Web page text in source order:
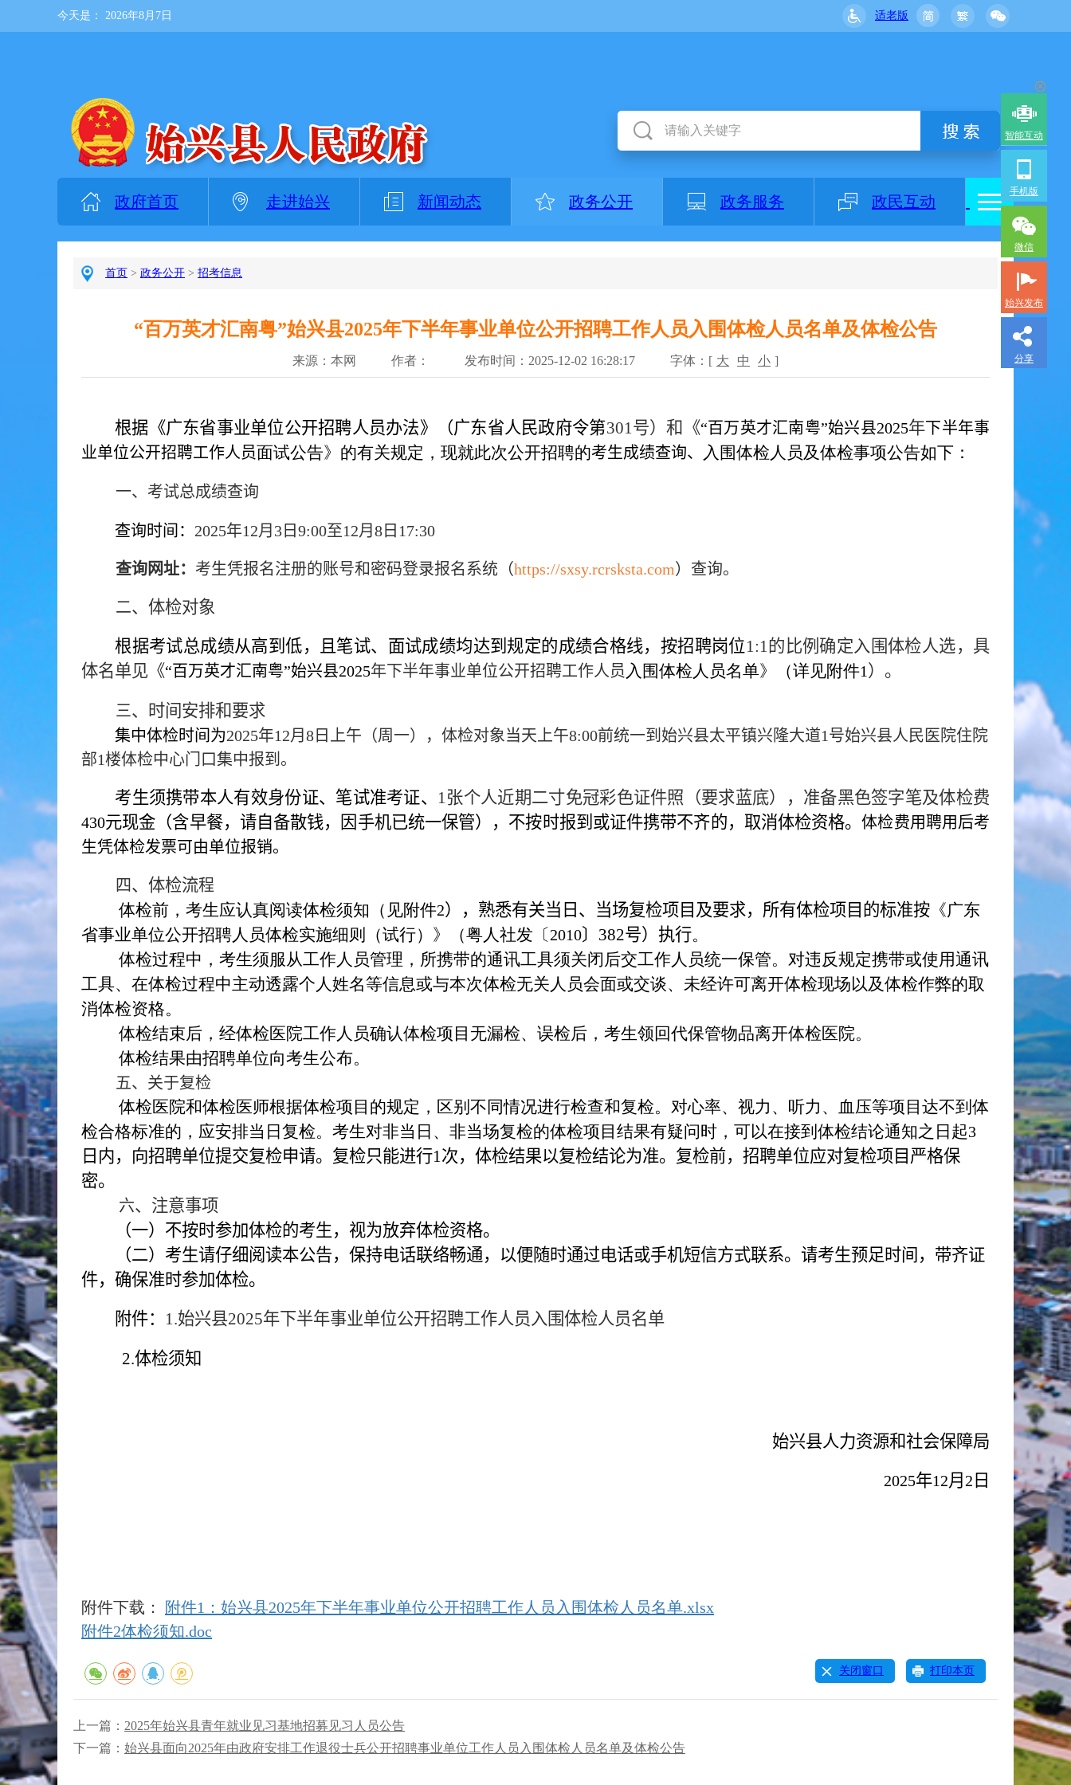
今天是： 2026年8月7日 适老版
政府首页 走进始兴 新闻动态 政务公开 政务服务 政民互动
首页 > 政务公开 > 招考信息
“百万英才汇南粤”始兴县2025年下半年事业单位公开招聘工作人员入围体检人员名单及体检公告
来源：本网 作者： 发布时间：2025-12-02 16:28:17 字体：[ 大 中 小 ]
根据《广东省事业单位公开招聘人员办法》（广东省人民政府令第301号）和《“百万英才汇南粤”始兴县2025年下半年事
业单位公开招聘工作人员面试公告》的有关规定，现就此次公开招聘的考生成绩查询、 入围体检人员及体检事项公告如下：
一、考试总成绩查询
查询时间： 2025年12月 3 日9:00至12月8 日 17:30
查询网址： 考生凭报名注册的账号和密码登录报名系统（https://sxsy.rcrsksta.com）查询。
二、体检对象
根据考试总成绩从高到低，且笔试、面试成绩均达到规定的成绩合格线，按招聘岗位1:1的比例确定入围体检人选，具
体名单见《“百万英才汇南粤”始兴县2025年下半年事业单位公开招聘工作人员 入围体检人员名单》（详见附件1）。
三、时间安排和要求
集中体检时间为2025年12月8 日上午（周一），体检对象当天上午8:00前统一到始兴县太平镇兴隆大道1号始兴县人民医院住院
部1楼体检中心门口集中报到。
考生须携带本人有效身份证、笔试准考证、 1张个人近期二寸免冠彩色证件照（要求蓝底），准备黑色签字笔及体检费
430元现金（含早餐，请自备散钱，因手机已统一保管）， 不按时报到或证件携带不齐的，取消体检资格。体检费用聘用后考
生凭体检发票可由单位报销。
四、体检流程
体检前，考生应认真阅读体检须知（见附件2），熟悉有关当日、当场复检项目及要求，所有体检项目的标准按 《广东
省事业单位公开招聘人员体检实施细则（试行）》（粤人社发〔2010〕 382号）执行。
体检过程中，考生须服从工作人员管理，所携带的通讯工具须关闭后交工作人员统一保管。对违反规定携带或使用通讯
工具、在体检过程中主动透露个人姓名等信息或与本次体检无关人员会面或交谈、未经许可离开体检现场以及体检作弊的取
消体检资格。
体检结束后，经体检医院工作人员确认体检项目无漏检、误检后，考生领回代保管物品离开体检医院。
体检结果由招聘单位向考生公布。
五、关于复检
体检医院和体检医师根据体检项目的规定，区别不同情况进行检查和复检。对心率、视力、听力、血压等项目达不到体
检合格标准的，应安排当日复检。考生对非当日、非当场复检的体检项目结果有疑问时，可以在接到体检结论通知之日起3
日内，向招聘单位提交复检申请。复检只能进行1次，体检结果以复检结论为准。复检前，招聘单位应对复检项目严格保
密。
六、注意事项
（一）不按时参加体检的考生，视为放弃体检资格。
（二）考生请仔细阅读本公告，保持电话联络畅通，以便随时通过电话或手机短信方式联系。请考生预足时间，带齐证
件，确保准时参加体检。
附件： 1.始兴县2025年下半年事业单位公开招聘工作人员入围体检人员名单
2.体检须知
始兴县人力资源和社会保障局
2025年12月 2 日
附件下载：
附件1：始兴县2025年下半年事业单位公开招聘工作人员入围体检人员名单.xlsx
附件2体检须知.doc
关闭窗口 打印本页
上一篇： 2025年始兴县青年就业见习基地招募见习人员公告
下一篇： 始兴县面向2025年由政府安排工作退役士兵公开招聘事业单位工作人员入围体检人员名单及体检公告
智能互动
手机版
微信
始兴发布
分享